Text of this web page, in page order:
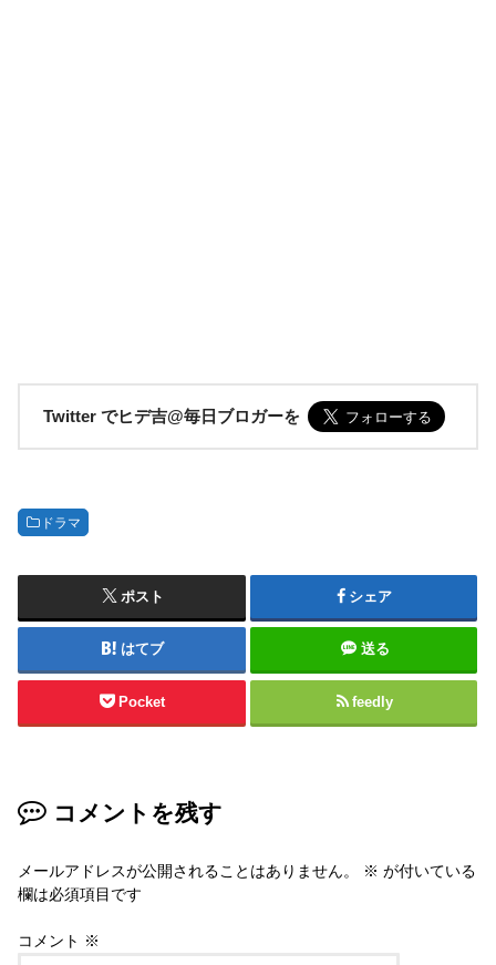
Twitter でヒデ吉@毎日ブロガーを
ドラマ
ポスト シェア
はてブ 送る
Pocket feedly
コメントを残す
メールアドレスが公開されることはありません。 ※ が付いている
欄は必須項目です
コメント ※